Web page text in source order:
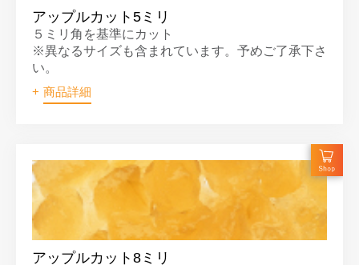
アップルカット5ミリ
５ミリ角を基準にカット
※異なるサイズも含まれています。予めご了承下さ
い。
商品詳細
アップルカット8ミリ